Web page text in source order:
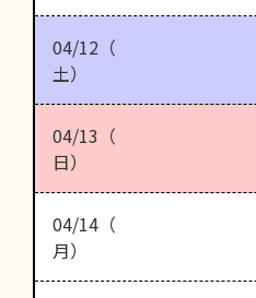
04/12（
土）
04/13（
日）
04/14（
月）